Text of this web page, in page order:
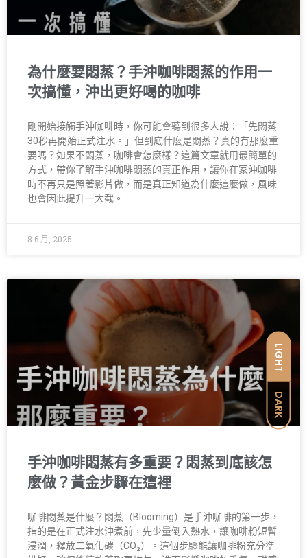
LIGHT
DARK
為什麼要悶蒸？手沖咖啡悶蒸的作用一
次搞懂，沖出更好喝的咖啡
剛開始接觸手沖咖啡時，你可能會聽到很多人說：「先悶蒸
30秒再開始正式注水。」但到底什麼是悶蒸？真的有那麼重
要嗎？如果不悶蒸，咖啡會怎麼樣？這篇文章就用最簡單的
方式，帶你了解手沖咖啡悶蒸的真正作用，讓你在家沖咖啡
時不再只是照著影片做，而是真正知道為什麼這麼做，風味
也會因此提升一大截。
8 6 月, 2025
手沖咖啡悶蒸有多重要？悶蒸到底該怎
麼做？黃金步驟在這裡
咖啡悶蒸是什麼？悶蒸（Blooming）是手沖咖啡的第一步，
指的是在正式注水沖煮前，先少量倒入熱水，讓咖啡粉短暫
浸潤，釋放二氧化碳（CO₂）。這個步驟能讓咖啡粉充分準